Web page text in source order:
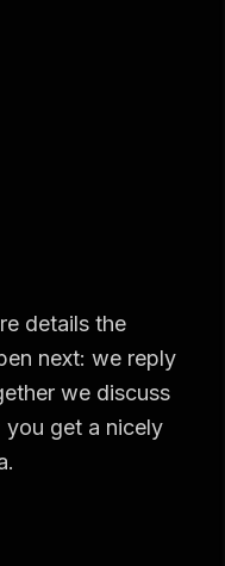
details the
next: we reply
we discuss
get a nicely